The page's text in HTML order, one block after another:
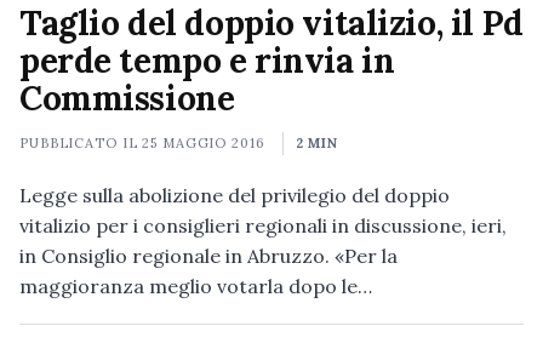
Taglio del doppio vitalizio, il Pd
perde tempo e rinvia in
Commissione
PUBBLICATO IL25 MAGGIO 2016 2 MIN
Legge sulla abolizione del privilegio del doppio
vitalizio per i consiglieri regionali in discussione, ieri,
in Consiglio regionale in Abruzzo. «Per la
maggioranza meglio votarla dopo le…